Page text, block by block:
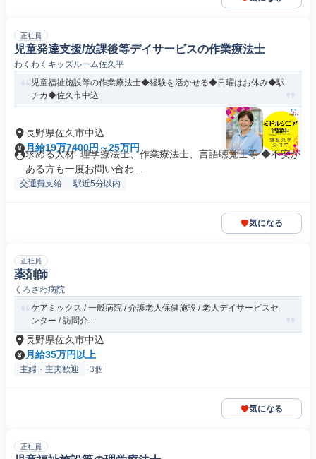
正社員
児童発達支援/放課後等デイサービスの作業療法士
わくわくキッズルーム佐久平
児童福祉施設等の作業療法士◆経験を活かせる◆日曜はお休み◆駅
チカ◆佐久市中込
長野県佐久市中込
月給19万7400円～25万円
求める人材: 理学療法士、作業療法士、言語聴覚士等 ◆不安が
ある方も一度お問い合わ...
交通費支給 駅近5分以内
気になる
正社員
薬剤師
くろさわ病院
ケアミックス / 一般病院 / 介護老人保健施設 / 老人デイサービスセ
ンター / 訪問介...
長野県佐久市中込
月給35万円以上
主婦・主夫歓迎 +3個
気になる
正社員